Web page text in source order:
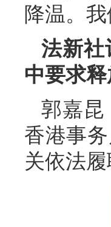
降温。
法新社
中要求
郭嘉昆
香港事
关依法履